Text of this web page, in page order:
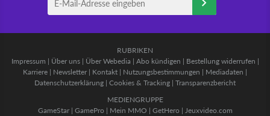
RUBRIKEN
Impressum | Über uns| Über Webedia | Abo kündigen | Bestellung widerrufen |
Karriere | Newsletter | Kontakt | Nutzungsbestimmungen | Mediadaten |
Datenschutzerklärung | Cookies & Tracking | Transparenzbericht
MEDIENGRUPPE
GameStar| GamePro | Mein MMO | GetHero | Jeuxvideo.com